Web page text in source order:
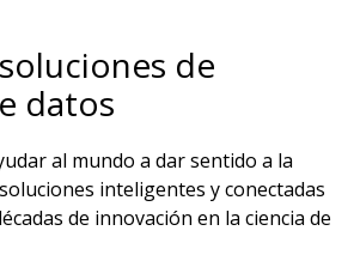
de
datos
al mundo a dar sentido a la
inteligentes y conectadas
de innovación en la ciencia de